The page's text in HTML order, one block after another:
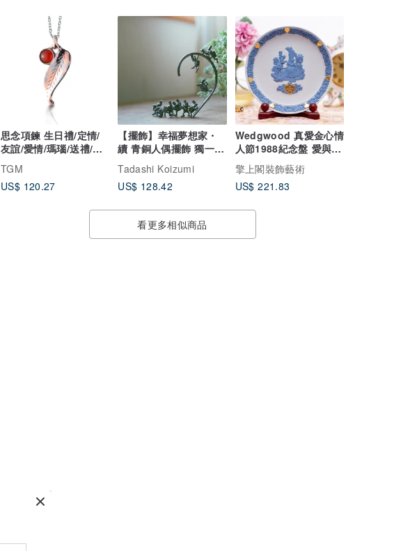
思念項鍊 生日禮/定情/
友誼/愛情/瑪瑙/送禮/木
目金/限量
TGM
US$ 120.27
【擺飾】幸福夢想家・
續 青銅人偶擺飾 獨一無
二
Tadashi Koizumi
US$ 128.42
Wedgwood 真愛金心情
人節1988紀念盤 愛與工
藝的璀璨頌歌
擎上閣裝飾藝術
US$ 221.83
看更多相似商品